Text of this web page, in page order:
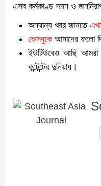
এসব কর্মকাণ্ড দমন ও
অন্যান্য খবর জানতে
ফেসবুকেআমাদের ফলো
ইউটিউবেও আছি
কন্টেন্টের দুনিয়ায়।